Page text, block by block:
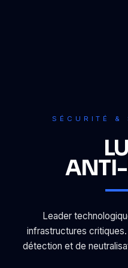
SÉCURITÉ &
Leader
infrastructures
détection et de